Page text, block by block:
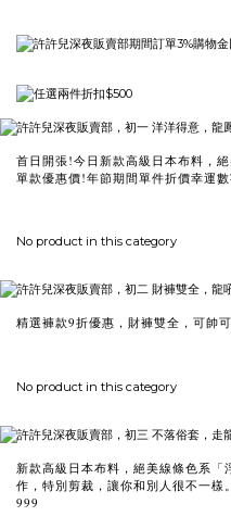
首日開張!今日新款高級日本布料，
單款優惠價!年節期間單件折價幸運
No product in this category
精選褲款9折優惠，財褲雙全，可帥
No product in this category
新款高級日本布料，絕美線條色系
作，特別剪裁，讓你和別人很不一
999